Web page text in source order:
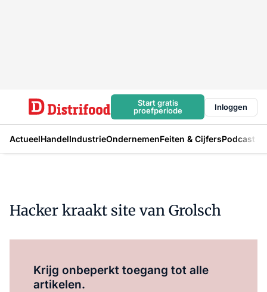
Start gratis
proefperiode
Inloggen
ActueelHandelIndustrieOndernemenFeiten & CijfersPodcast
Hacker kraakt site van Grolsch
Krijg onbeperkt toegang tot alle
artikelen.